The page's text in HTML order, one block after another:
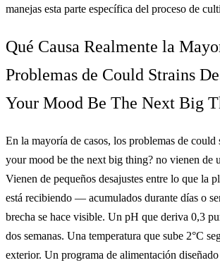
manejas esta parte específica del proceso de
Qué Causa Realmente la
Problemas de Could Strains
Your Mood Be The Next Big
En la mayoría de casos, los problemas de could
your mood be the next big thing? no vienen de
Vienen de pequeños desajustes entre lo que la
está recibiendo — acumulados durante días o
brecha se hace visible. Un pH que deriva 0,3
dos semanas. Una temperatura que sube 2°C
exterior. Un programa de alimentación